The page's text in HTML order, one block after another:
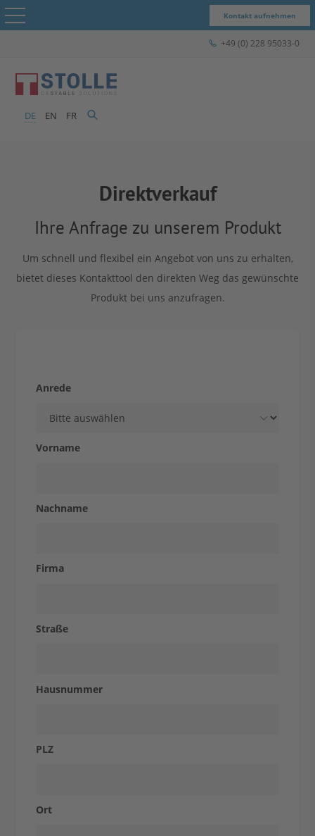
Produkte & Lösungen
STOLLE für...
Kontakt
Kontakt aufnehmen
+49 (0) 228 95033-0
DE EN FR
STOLLE –
Das
Produkte
Studies
Express-
Shop
Direktverkauf
Ihre Anfrage zu unserem Produkt
Um schnell und flexibel ein Angebot von uns zu erhalten,
bietet dieses Kontakttool den direkten Weg das gewünschte
Produkt bei uns anzufragen.
Anrede
Vorname
Nachname
Firma
Straße
Hausnummer
PLZ
Ort